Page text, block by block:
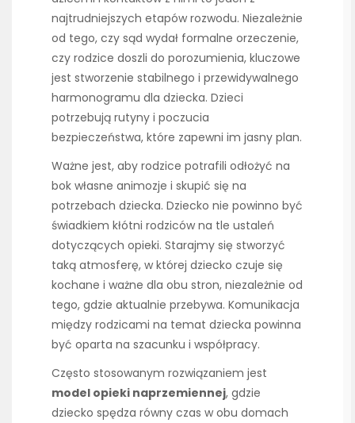
najtrudniejszych etapów rozwodu. Niezależnie
od tego, czy sąd wydał formalne orzeczenie,
czy rodzice doszli do porozumienia, kluczowe
jest stworzenie stabilnego i przewidywalnego
harmonogramu dla dziecka. Dzieci
potrzebują rutyny i poczucia
bezpieczeństwa, które zapewni im jasny plan.
Ważne jest, aby rodzice potrafili odłożyć na
bok własne animozje i skupić się na
potrzebach dziecka. Dziecko nie powinno być
świadkiem kłótni rodziców na tle ustaleń
dotyczących opieki. Starajmy się stworzyć
taką atmosferę, w której dziecko czuje się
kochane i ważne dla obu stron, niezależnie od
tego, gdzie aktualnie przebywa. Komunikacja
między rodzicami na temat dziecka powinna
być oparta na szacunku i współpracy.
Często stosowanym rozwiązaniem jest
model opieki naprzemiennej, gdzie
dziecko spędza równy czas w obu domach